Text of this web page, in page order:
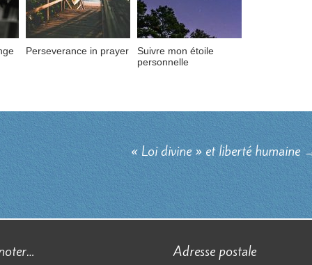
Perseverance in prayer
Suivre mon étoile
personnelle
« Loi divine » et liberté humaine
Adresse postale